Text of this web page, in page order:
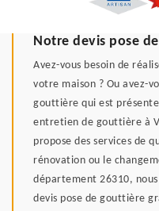
Notre devis pose
Avez-vous besoin de
votre maison ? Ou avez-
gouttière qui est
entretien de gouttière à
propose des services de
rénovation ou le
département 26310,
devis pose de gouttière